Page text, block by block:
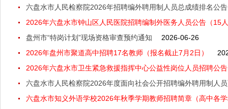
六盘水市人民检察院2026年招聘编外聘用制人员总成绩排名公告
2026年六盘水市钟山区人民医院招聘编制外医务人员公告（15
盘州市“特岗计划”现场资格审查预约通知
2026-06-26
2026年盘州市聚道高中招聘17名教师（报名截止7月2日）
2026年六盘水市卫生紧急救援指挥中心公益性岗位人员招聘公告
六盘水市人民检察院2026年度面向社会公开招聘编外聘用制人
六盘水市知义外语学校2026年秋季学期教师招聘简章（高中各